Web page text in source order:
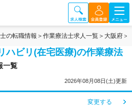
の転職情報 作業療法士求人一覧 大阪府
ハビリ(在宅医療)の作業療法
一覧
2026年08月08日(土)更新
変更する